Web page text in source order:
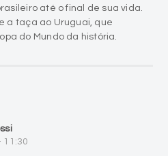
Eurico Gaspar Dutra
do Rio, que ainda não